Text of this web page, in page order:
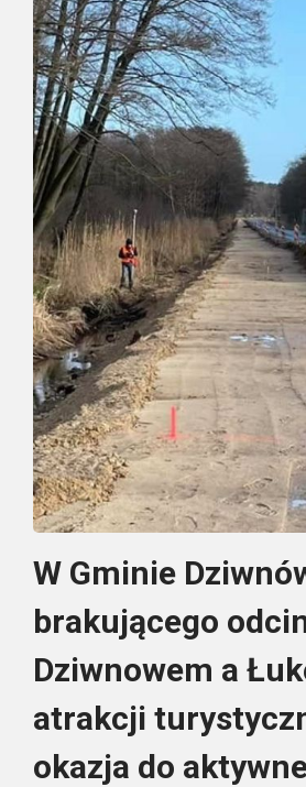
W Gminie
brakującego
Dziwnowem a
atrakcji
okazja do